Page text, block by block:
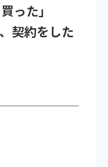
った」
契約をした